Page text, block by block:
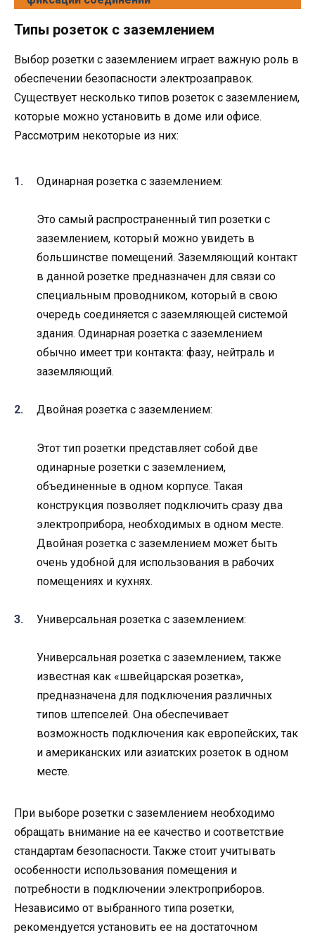
Типы розеток с заземлением
Выбор розетки с заземлением играет важную роль в
обеспечении безопасности электрозаправок.
Существует несколько типов розеток с заземлением,
которые можно установить в доме или офисе.
Рассмотрим некоторые из них:
Одинарная розетка с заземлением:
Это самый распространенный тип розетки с
заземлением, который можно увидеть в
большинстве помещений. Заземляющий контакт
в данной розетке предназначен для связи со
специальным проводником, который в свою
очередь соединяется с заземляющей системой
здания. Одинарная розетка с заземлением
обычно имеет три контакта: фазу, нейтраль и
заземляющий.
Двойная розетка с заземлением:
Этот тип розетки представляет собой две
одинарные розетки с заземлением,
объединенные в одном корпусе. Такая
конструкция позволяет подключить сразу два
электроприбора, необходимых в одном месте.
Двойная розетка с заземлением может быть
очень удобной для использования в рабочих
помещениях и кухнях.
Универсальная розетка с заземлением:
Универсальная розетка с заземлением, также
известная как «швейцарская розетка»,
предназначена для подключения различных
типов штепселей. Она обеспечивает
возможность подключения как европейских, так
и американских или азиатских розеток в одном
месте.
При выборе розетки с заземлением необходимо
обращать внимание на ее качество и соответствие
стандартам безопасности. Также стоит учитывать
особенности использования помещения и
потребности в подключении электроприборов.
Независимо от выбранного типа розетки,
рекомендуется установить ее на достаточном